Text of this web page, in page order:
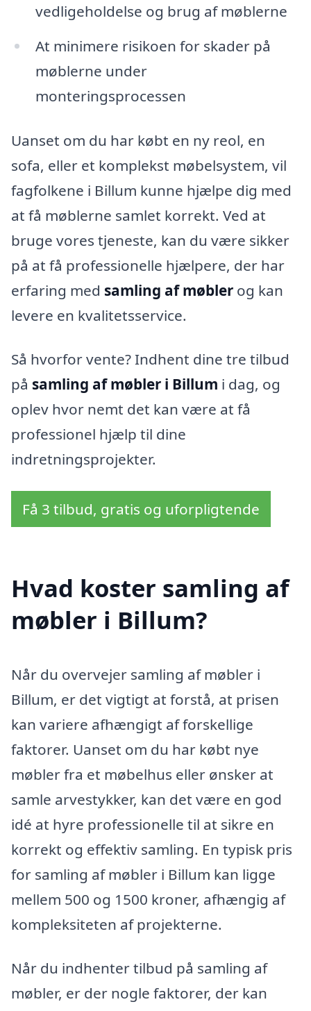
vedligeholdelse og brug af møblerne
At minimere risikoen for skader på
møblerne under
monteringsprocessen
Uanset om du har købt en ny reol, en
sofa, eller et komplekst møbelsystem, vil
fagfolkene i Billum kunne hjælpe dig med
at få møblerne samlet korrekt. Ved at
bruge vores tjeneste, kan du være sikker
på at få professionelle hjælpere, der har
erfaring med samling af møbler og kan
levere en kvalitetsservice.
Så hvorfor vente? Indhent dine tre tilbud
på samling af møbler i Billum i dag, og
oplev hvor nemt det kan være at få
professionel hjælp til dine
indretningsprojekter.
Få 3 tilbud, gratis og uforpligtende
Hvad koster samling af
møbler i Billum?
Når du overvejer samling af møbler i
Billum, er det vigtigt at forstå, at prisen
kan variere afhængigt af forskellige
faktorer. Uanset om du har købt nye
møbler fra et møbelhus eller ønsker at
samle arvestykker, kan det være en god
idé at hyre professionelle til at sikre en
korrekt og effektiv samling. En typisk pris
for samling af møbler i Billum kan ligge
mellem 500 og 1500 kroner, afhængig af
kompleksiteten af projekterne.
Når du indhenter tilbud på samling af
møbler, er der nogle faktorer, der kan